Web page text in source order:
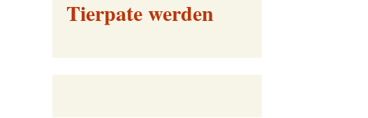
Tierpate werden